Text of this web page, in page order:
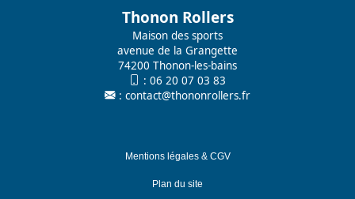
Thonon Rollers
Maison des sports
avenue de la Grangette
74200 Thonon-les-bains
: 06 20 07 03 83
: contact@thononrollers.fr
Mentions légales & CGV
Plan du site